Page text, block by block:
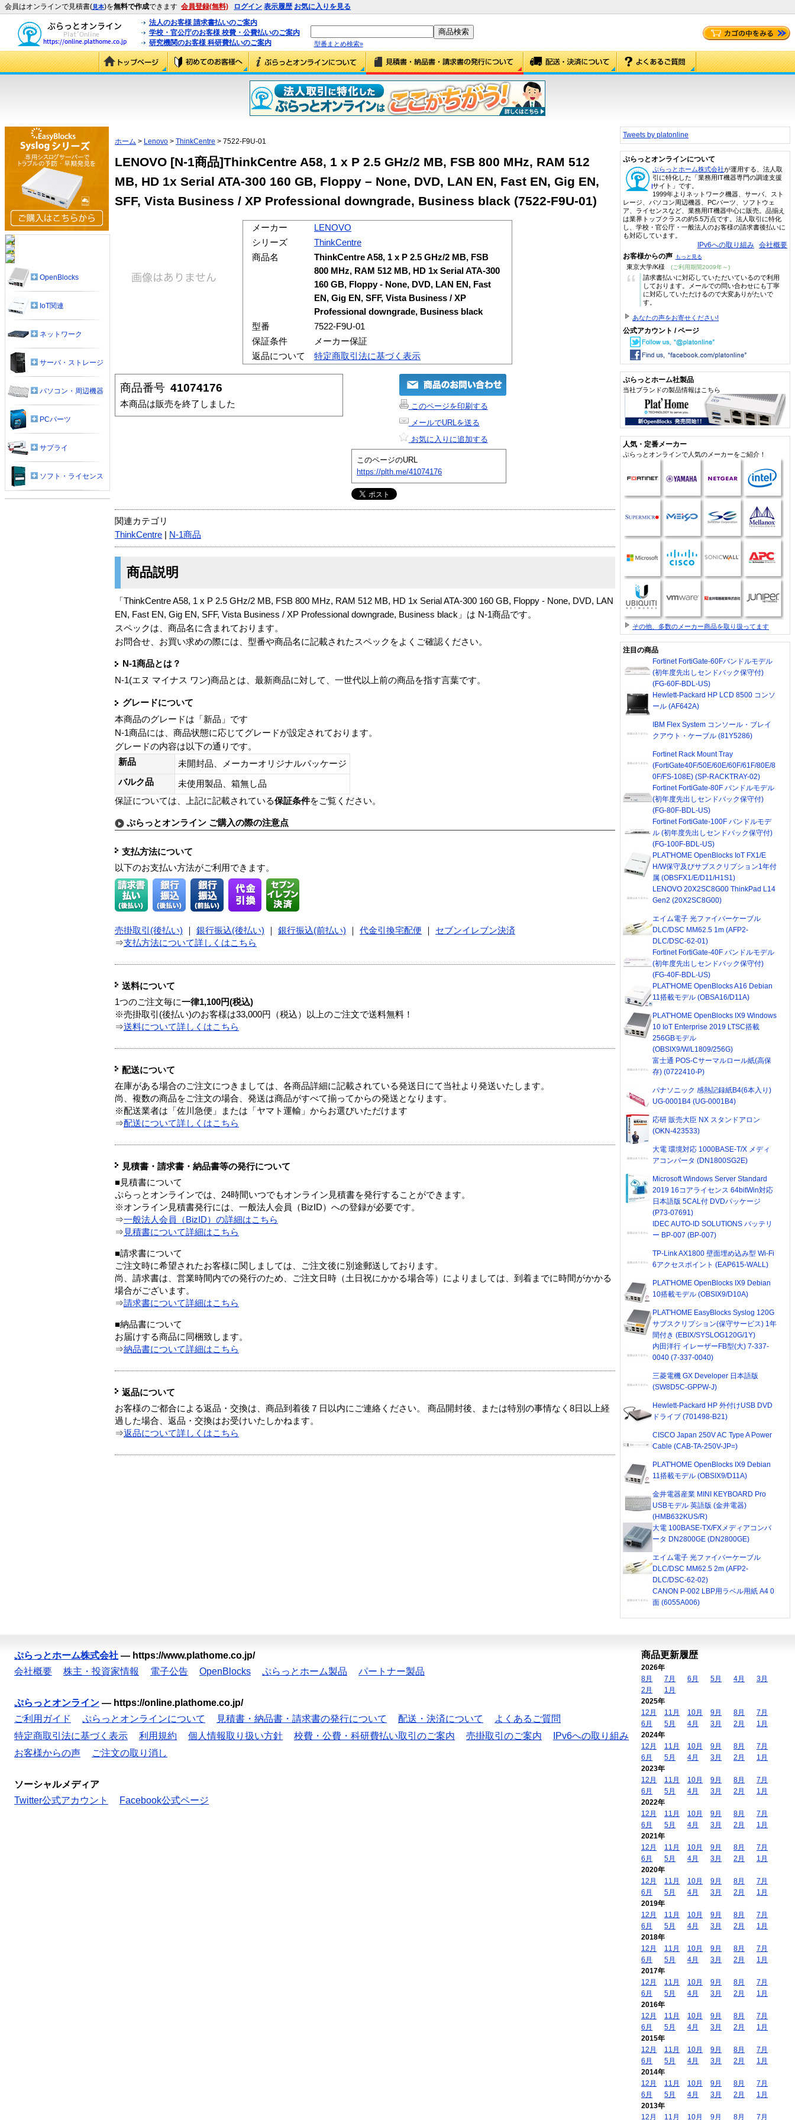
会員はオンラインで見積書(見本)を無料で作成できます 会員登録(無料) ログイン 表示履歴 お気に入りを見る
法人のお客様 請求書払いのご案内
学校・官公庁のお客様 校費・公費払いのご案内
研究機関のお客様 科研費払いのご案内
型番まとめ検索»
ホーム > Lenovo > ThinkCentre > 7522-F9U-01
LENOVO [N-1商品]ThinkCentre A58, 1 x P 2.5 GHz/2 MB, FSB 800 MHz, RAM 512
MB, HD 1x Serial ATA-300 160 GB, Floppy – None, DVD, LAN EN, Fast EN, Gig EN,
SFF, Vista Business / XP Professional downgrade, Business black (7522-F9U-01)
メーカー
LENOVO
シリーズ
ThinkCentre
商品名
ThinkCentre A58, 1 x P 2.5 GHz/2 MB, FSB
800 MHz, RAM 512 MB, HD 1x Serial ATA-300
160 GB, Floppy - None, DVD, LAN EN, Fast
EN, Gig EN, SFF, Vista Business / XP
Professional downgrade, Business black
型番
7522-F9U-01
保証条件
メーカー保証
返品について
特定商取引法に基づく表示
商品番号 41074176
本商品は販売を終了しました
このページを印刷する
メールでURLを送る
お気に入りに追加する
このページのURL
https://plth.me/41074176
関連カテゴリ
ThinkCentre
N-1商品
商品説明
「ThinkCentre A58, 1 x P 2.5 GHz/2 MB, FSB 800 MHz, RAM 512 MB, HD 1x Serial ATA-300 160 GB, Floppy - None, DVD, LAN
EN, Fast EN, Gig EN, SFF, Vista Business / XP Professional downgrade, Business black」は N-1商品です。
スペックは、商品名に含まれております。
お問合せ、お買い求めの際には、型番や商品名に記載されたスペックをよくご確認ください。
N-1商品とは？
N-1(エヌ マイナス ワン)商品とは、最新商品に対して、一世代以上前の商品を指す言葉です。
グレードについて
本商品のグレードは「新品」です
N-1商品には、商品状態に応じてグレードが設定されております。
グレードの内容は以下の通りです。
新品
未開封品、メーカーオリジナルパッケージ
バルク品
未使用製品、箱無し品
保証については、上記に記載されている保証条件をご覧ください。
ぷらっとオンライン ご購入の際の注意点
支払方法について
以下のお支払い方法がご利用できます。
売掛取引(後払い) 銀行振込(後払い) 銀行振込(前払い) 代金引換宅配便
セブンイレブン決済
⇒支払方法について詳しくはこちら
送料について
1つのご注文毎に一律1,100円(税込)
※売掛取引(後払い)のお客様は33,000円（税込）以上のご注文で送料無料！
⇒送料について詳しくはこちら
配送について
在庫がある場合のご注文につきましては、各商品詳細に記載されている発送日にて当社より発送いたします。
尚、複数の商品をご注文の場合、発送は商品がすべて揃ってからの発送となります。
※配送業者は「佐川急便」または「ヤマト運輸」からお選びいただけます
⇒配送について詳しくはこちら
見積書・請求書・納品書等の発行について
■見積書について
ぷらっとオンラインでは、24時間いつでもオンライン見積書を発行することができます。
※オンライン見積書発行には、一般法人会員（BizID）への登録が必要です。
⇒一般法人会員（BizID）の詳細はこちら
⇒ 見積書について詳細はこちら
■請求書について
ご注文時に希望されたお客様に関しましては、ご注文後に別途郵送しております。
尚、請求書は、営業時間内での発行のため、ご注文日時（土日祝にかかる場合等）によりましては、到着までに時間がかかる
場合がございます。
⇒請求書について詳細はこちら
■納品書について
お届けする商品に同梱致します。
⇒納品書について詳細はこちら
返品について
お客様のご都合による返品・交換は、商品到着後７日以内にご連絡ください。 商品開封後、または特別の事情なく8日以上経
過した場合、返品・交換はお受けいたしかねます。
⇒返品について詳しくはこちら
OpenBlocks
IoT関連
ネットワーク
サーバ・ストレージ
パソコン・周辺機器
PCパーツ
サプライ
ソフト・ライセンス
Tweets by platonline
ぷらっとオンラインについて
ぷらっとホーム株式会社が運用する、法人取
引に特化した「業務用IT機器専門の調達支援
サイト」です。
1999年よりネットワーク機器、サーバ、スト
レージ、パソコン周辺機器、PCパーツ、ソフトウェ
ア、ライセンスなど、業務用IT機器中心に販売。品揃え
は業界トップクラスの約5.5万点です。法人取引に特化
し、学校・官公庁・一般法人のお客様の請求書後払いに
も対応しています。
IPv6への取り組み 会社概要
お客様からの声 もっと見る
東京大学/K様 (ご利用期間2009年～)
“
請求書払いに対応していただいているので利用
しております。メールでの問い合わせにも丁寧
に対応していただけるので大変ありがたいで
す。
あなたの声をお寄せください!
公式アカウント / ページ
ぷらっとホーム社製品
当社ブランドの製品情報はこちら
人気・定番メーカー
ぷらっとオンラインで人気のメーカーをご紹介！
その他、多数のメーカー商品を取り扱ってます
注目の商品
Fortinet FortiGate-60Fバンドルモデル
(初年度先出しセンドバック保守付)
(FG-60F-BDL-US)
Hewlett-Packard HP LCD 8500 コンソ
ール (AF642A)
IBM Flex System コンソール・ブレイ
クアウト・ケーブル (81Y5286)
Fortinet Rack Mount Tray
(FortiGate40F/50E/60E/60F/61F/80E/8
0F/FS-108E) (SP-RACKTRAY-02)
Fortinet FortiGate-80F バンドルモデル
(初年度先出しセンドバック保守付)
(FG-80F-BDL-US)
Fortinet FortiGate-100F バンドルモデ
ル (初年度先出しセンドバック保守付)
(FG-100F-BDL-US)
PLAT'HOME OpenBlocks IoT FX1/E
H/W保守及びサブスクリプション1年付
属 (OBSFX1/E/D11/H1S1)
LENOVO 20X2SC8G00 ThinkPad L14
Gen2 (20X2SC8G00)
エイム電子 光ファイバーケーブル
DLC/DSC MM62.5 1m (AFP2-
DLC/DSC-62-01)
Fortinet FortiGate-40F バンドルモデル
(初年度先出しセンドバック保守付)
(FG-40F-BDL-US)
PLAT'HOME OpenBlocks A16 Debian
11搭載モデル (OBSA16/D11A)
PLAT'HOME OpenBlocks IX9 Windows
10 IoT Enterprise 2019 LTSC搭載
256GBモデル
(OBSIX9/W/L1809/256G)
富士通 POS-Cサーマルロール紙(高保
存) (0722410-P)
パナソニック 感熱記録紙B4(6本入り)
UG-0001B4 (UG-0001B4)
応研 販売大臣 NX スタンドアロン
(OKN-423533)
大電 環境対応 1000BASE-T/X メディ
アコンバータ (DN1800SG2E)
Microsoft Windows Server Standard
2019 16コアライセンス 64bitWin対応
日本語版 5CAL付 DVDパッケージ
(P73-07691)
IDEC AUTO-ID SOLUTIONS バッテリ
ー BP-007 (BP-007)
TP-Link AX1800 壁面埋め込み型 Wi-Fi
6アクセスポイント (EAP615-WALL)
PLAT'HOME OpenBlocks IX9 Debian
10搭載モデル (OBSIX9/D10A)
PLAT'HOME EasyBlocks Syslog 120G
サブスクリプション(保守サービス) 1年
間付き (EBIX/SYSLOG120G/1Y)
内田洋行 イレーザーFB型(大) 7-337-
0040 (7-337-0040)
三菱電機 GX Developer 日本語版
(SW8D5C-GPPW-J)
Hewlett-Packard HP 外付けUSB DVD
ドライブ (701498-B21)
CISCO Japan 250V AC Type A Power
Cable (CAB-TA-250V-JP=)
PLAT'HOME OpenBlocks IX9 Debian
11搭載モデル (OBSIX9/D11A)
金井電器産業 MINI KEYBOARD Pro
USBモデル 英語版 (金井電器)
(HMB632KUS/R)
大電 100BASE-TX/FXメディアコンバ
ータ DN2800GE (DN2800GE)
エイム電子 光ファイバーケーブル
DLC/DSC MM62.5 2m (AFP2-
DLC/DSC-62-02)
CANON P-002 LBP用ラベル用紙 A4 0
面 (6055A006)
ぷらっとホーム株式会社 — https://www.plathome.co.jp/
会社概要
株主・投資家情報 電子公告 OpenBlocks ぷらっとホーム製品 パートナー製品
ぷらっとオンライン — https://online.plathome.co.jp/
ご利用ガイド
ぷらっとオンラインについて 見積書・納品書・請求書の発行について 配送・決済について
よくあるご質問
特定商取引法に基づく表示
利用規約 個人情報取り扱い方針 校費・公費・科研費払い取引のご案内 売掛取引のご案内
IPv6への取り組み
お客様からの声
ご注文の取り消し
ソーシャルメディア
Twitter公式アカウント
Facebook公式ページ
商品更新履歴
2026年
8月
7月 6月 5月 4月
3月
2月
1月
2025年
12月
11月 10月 9月 8月
7月
6月
5月 4月 3月 2月
1月
2024年
12月
11月 10月 9月 8月
7月
6月
5月 4月 3月 2月
1月
2023年
12月
11月 10月 9月 8月
7月
6月
5月 4月 3月 2月
1月
2022年
12月
11月 10月 9月 8月
7月
6月
5月 4月 3月 2月
1月
2021年
12月
11月 10月 9月 8月
7月
6月
5月 4月 3月 2月
1月
2020年
12月
11月 10月 9月 8月
7月
6月
5月 4月 3月 2月
1月
2019年
12月
11月 10月 9月 8月
7月
6月
5月 4月 3月 2月
1月
2018年
12月
11月 10月 9月 8月
7月
6月
5月 4月 3月 2月
1月
2017年
12月
11月 10月 9月 8月
7月
6月
5月 4月 3月 2月
1月
2016年
12月
11月 10月 9月 8月
7月
6月
5月 4月 3月 2月
1月
2015年
12月
11月 10月 9月 8月
7月
6月
5月 4月 3月 2月
1月
2014年
12月
11月 10月 9月 8月
7月
6月
5月 4月 3月 2月
1月
2013年
12月
11月 10月 9月 8月 7月